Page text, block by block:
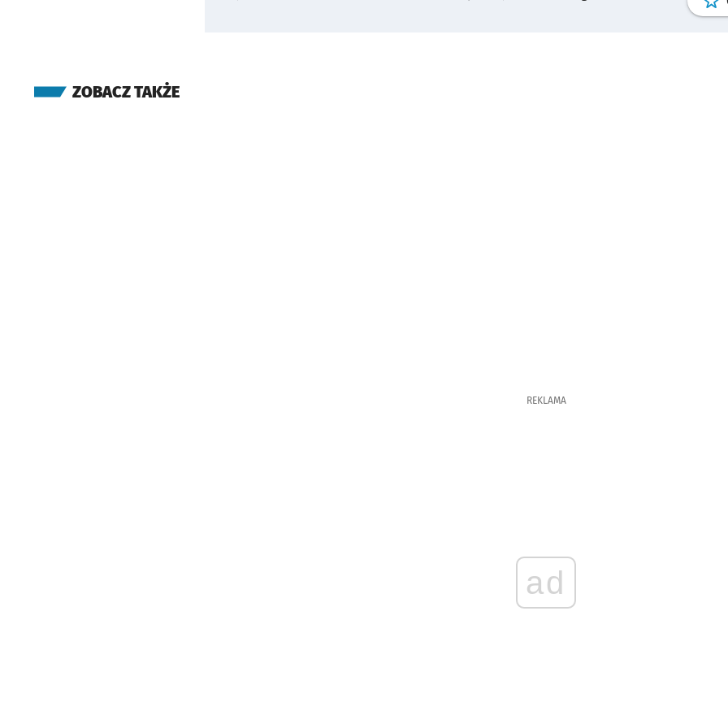
ZOBACZ TAKŻE
REKLAMA
ad